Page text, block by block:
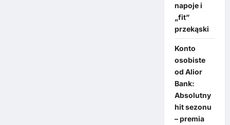
napoje i
„fit”
przekąski
Konto
osobiste
od Alior
Bank:
Absolutny
hit sezonu
– premia